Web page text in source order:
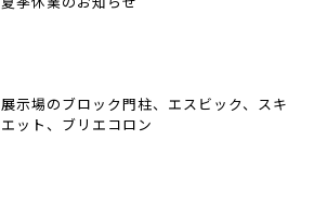
展示場のブロック門柱、エスビック、スキ
エット、ブリエコロン